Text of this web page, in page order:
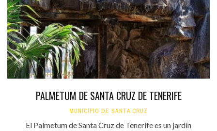
PALMETUM DE SANTA CRUZ DE TENERIFE
MUNICIPIO DE SANTA CRUZ
El Palmetum de Santa Cruz de Tenerife es un jardín